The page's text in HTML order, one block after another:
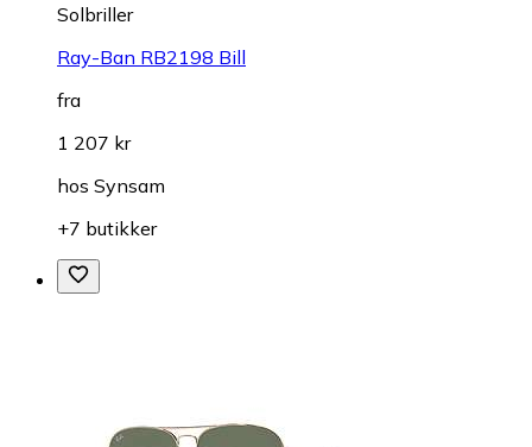
Solbriller
Ray-Ban RB2198 Bill
fra
1 207 kr
hos Synsam
+7 butikker